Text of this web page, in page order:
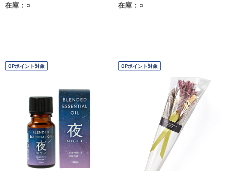
在庫：○ 在庫：○
OPポイント対象 OPポイント対象